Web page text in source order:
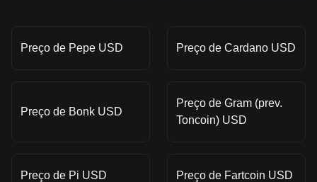
Preço de Pepe USD Preço de Cardano USD
Preço de Bonk USD
Preço de Gram (prev.
Toncoin) USD
Preço de Pi USD Preço de Fartcoin USD